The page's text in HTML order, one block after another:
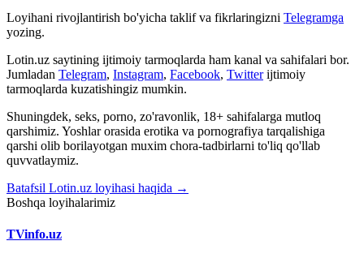
Loyihani rivojlantirish bo'yicha taklif va fikrlaringizni Telegramga
yozing.
Lotin.uz saytining ijtimoiy tarmoqlarda ham kanal va sahifalari bor.
Jumladan Telegram, Instagram, Facebook, Twitter ijtimoiy
tarmoqlarda kuzatishingiz mumkin.
Shuningdek, seks, porno, zo'ravonlik, 18+ sahifalarga mutloq
qarshimiz. Yoshlar orasida erotika va pornografiya tarqalishiga
qarshi olib borilayotgan muxim chora-tadbirlarni to'liq qo'llab
quvvatlaymiz.
Batafsil Lotin.uz loyihasi haqida →
Boshqa loyihalarimiz
TVinfo.uz